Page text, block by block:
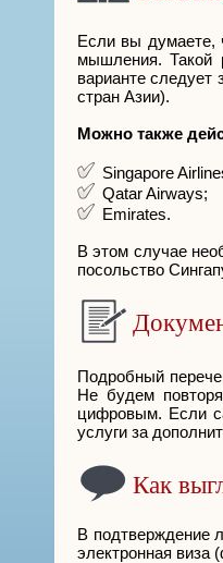
Если вы думаете,
мышления. Такой
варианте следует
стран Азии).
Можно также
Singapore
Qatar Airways;
Emirates.
В этом случае
посольство
Подробный
Не будем
цифровым. Если
услуги за
Как
В подтверждение
электронная виза